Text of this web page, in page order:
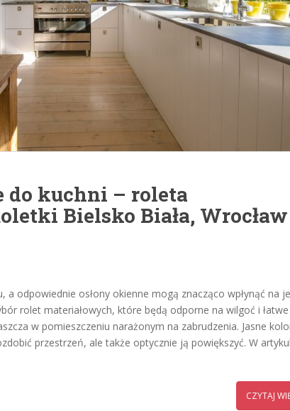
do kuchni – roleta
Bielsko Biała, Wrocław
a odpowiednie osłony okienne mogą znacząco wpłynąć na
rolet materiałowych, które będą odporne na wilgoć i
w pomieszczeniu narażonym na zabrudzenia. Jasne
przestrzeń, ale także optycznie ją powiększyć. W
CZYTAJ